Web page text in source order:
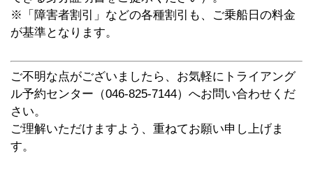
※「障害者割引」などの各種割引も、ご乗船日の料金
が基準となります。
ご不明な点がございましたら、お気軽にトライアング
ル予約センター（046-825-7144）へお問い合わせくだ
さい。
ご理解いただけますよう、重ねてお願い申し上げま
す。